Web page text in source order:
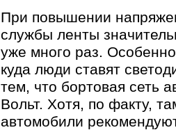
При повышении
службы ленты
уже много раз.
куда люди ставят
тем, что бортовая сеть
Вольт. Хотя, по факту,
автомобили